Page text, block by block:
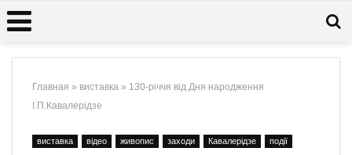
Главная » виставка » 130-річчя від Дня народження
І.П.Кавалерідзе
виставка відео живопис заходи Кавалерідзе події